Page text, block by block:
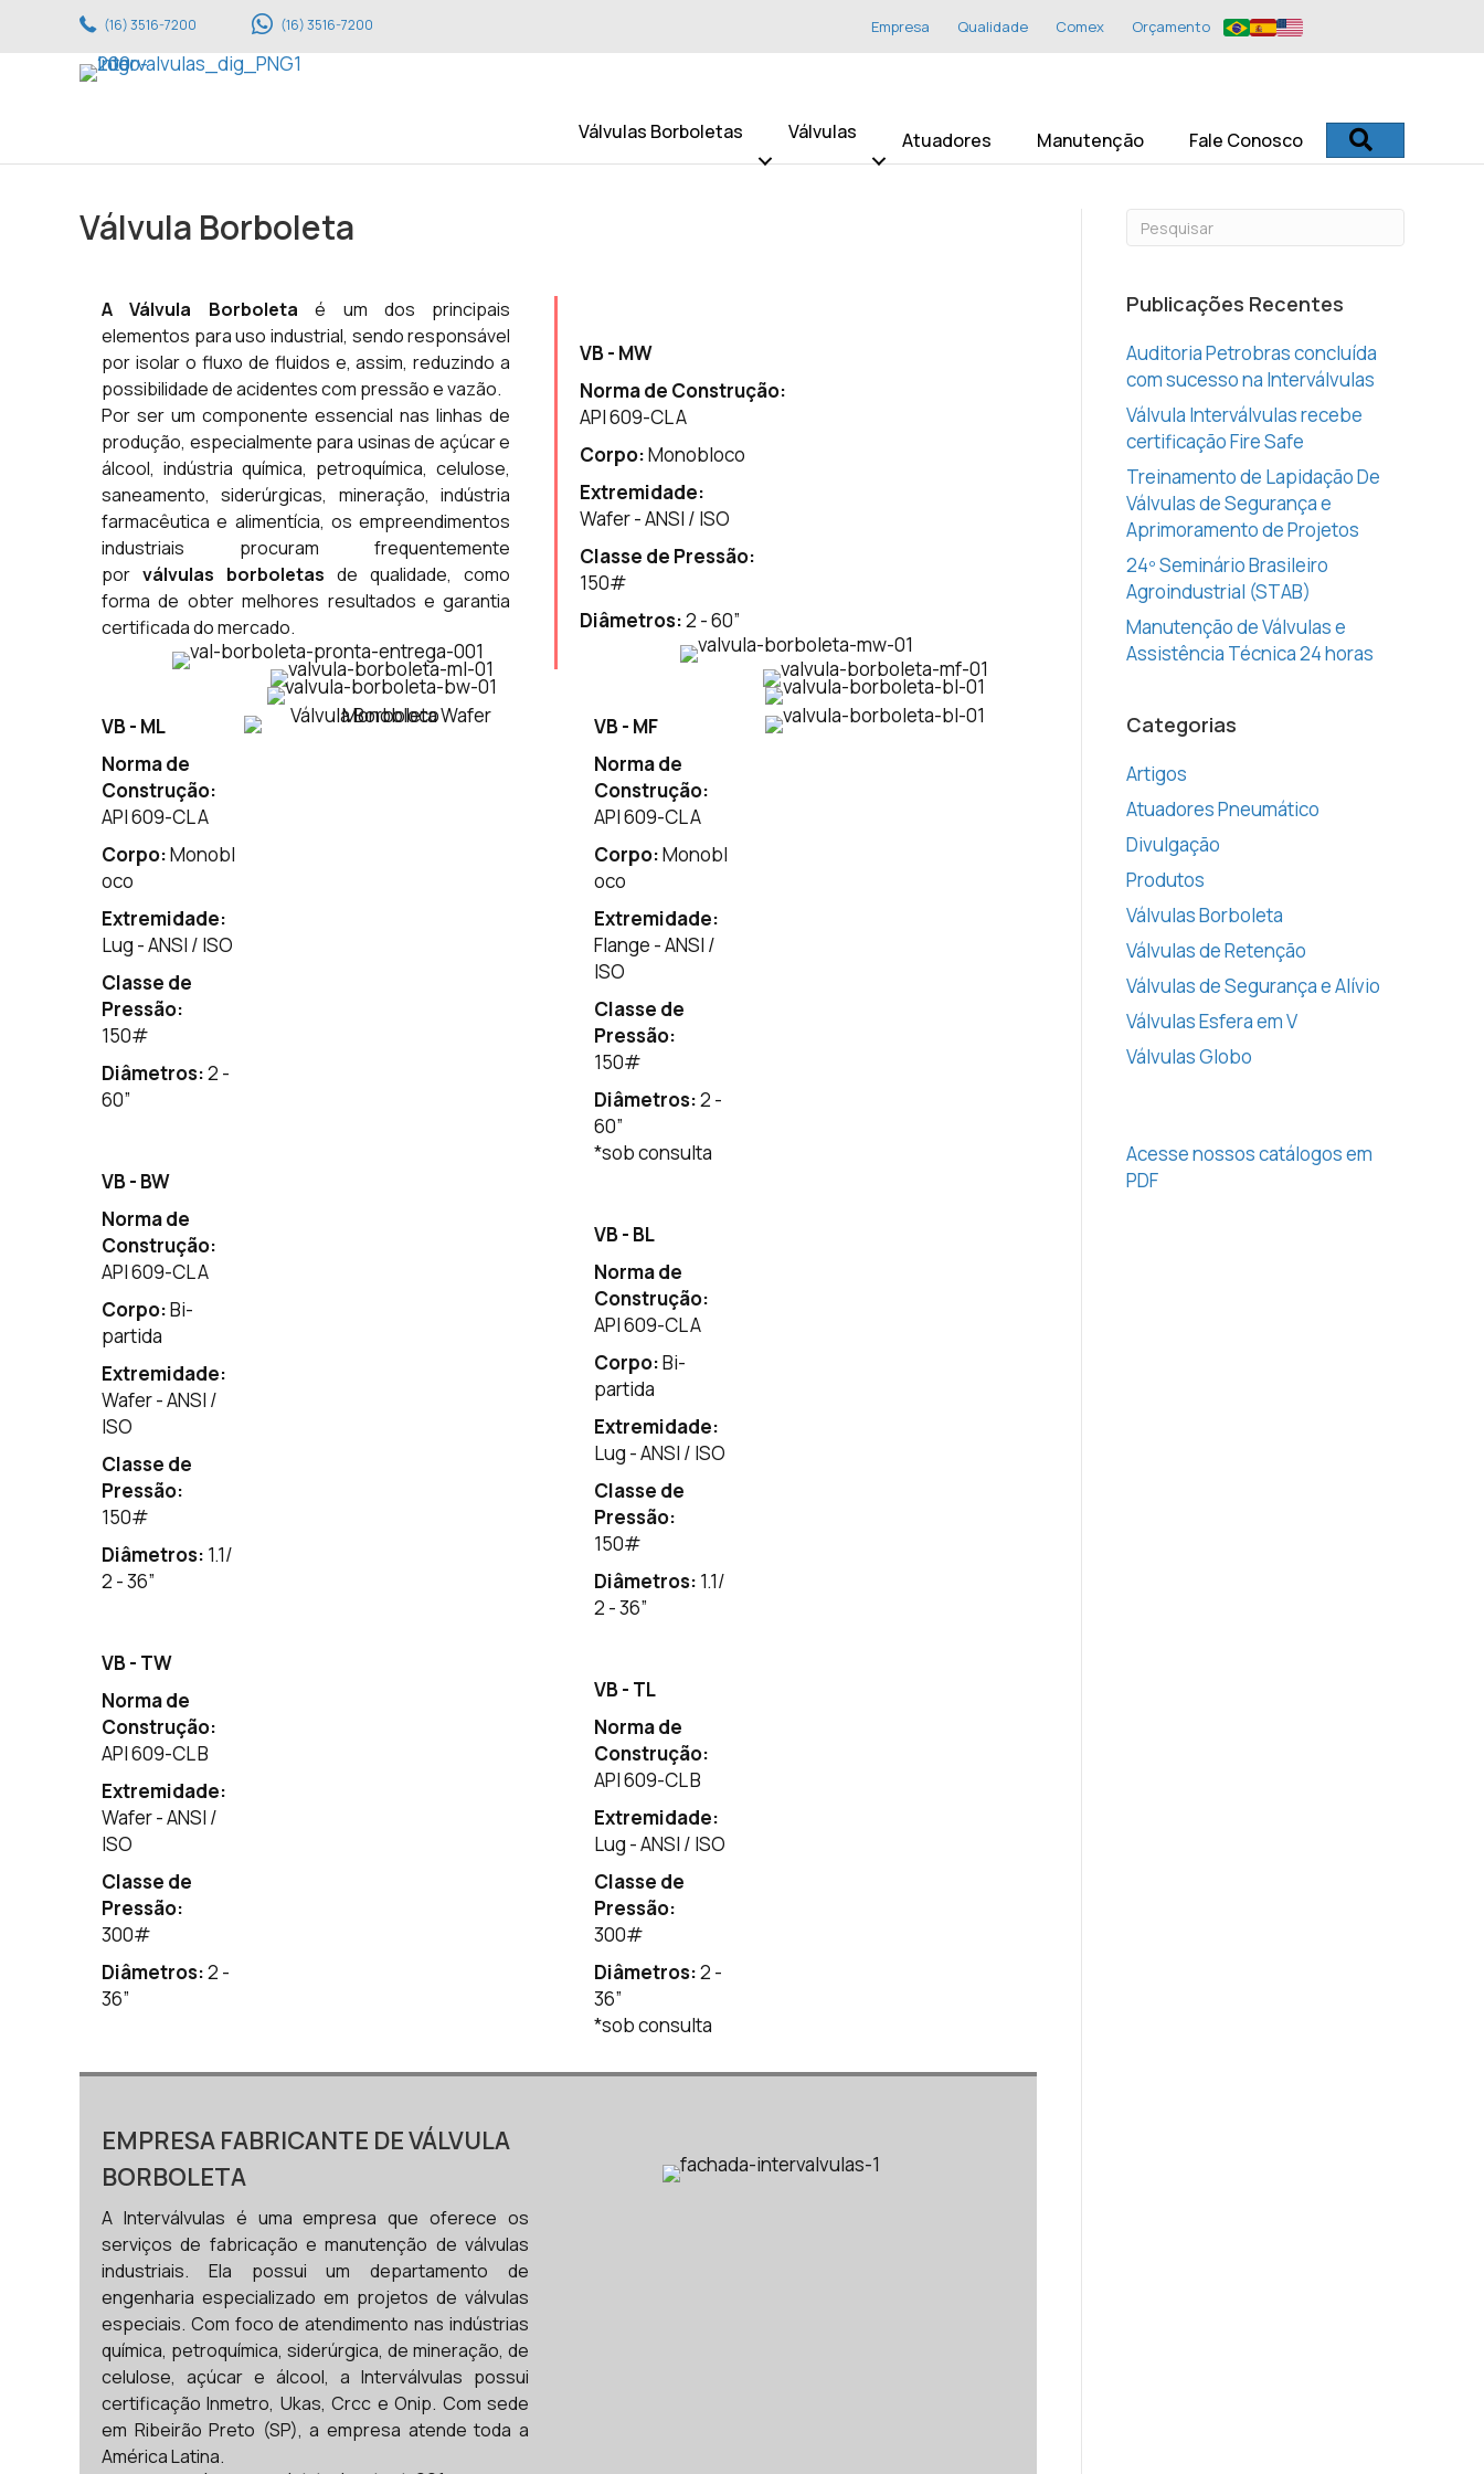
(16) 3516-7200 (16) 3516-7200 Empresa Qualidade Comex Orçamento
Válvulas Borboletas Válvulas Atuadores Manutenção Fale Conosco
Válvula Borboleta
A Válvula Borboleta é um dos principais
elementos para uso industrial, sendo responsável
por isolar o fluxo de fluidos e, assim, reduzindo a
possibilidade de acidentes com pressão e vazão.
Por ser um componente essencial nas linhas de
produção, especialmente para usinas de açúcar e
álcool, indústria química, petroquímica, celulose,
saneamento, siderúrgicas, mineração, indústria
farmacêutica e alimentícia, os empreendimentos
industriais procuram frequentemente
por válvulas borboletas de qualidade, como
forma de obter melhores resultados e garantia
certificada do mercado.
VB - MW
Norma de Construção:
API 609-CL A
Corpo:Monobloco
Extremidade:
Wafer - ANSI / ISO
Classe de Pressão:
150#
Diâmetros:2 - 60”
VB - ML
Norma de
Construção:
API 609-CL A
Corpo:Monobl
oco
Extremidade:
Lug - ANSI / ISO
Classe de
Pressão:
150#
Diâmetros:2 -
60”
VB - BW
Norma de
Construção:
API 609-CL A
Corpo:Bi-
partida
Extremidade:
Wafer - ANSI /
ISO
Classe de
Pressão:
150#
Diâmetros: 1.1/
2 - 36”
VB - TW
Norma de
Construção:
API 609-CL B
Extremidade:
Wafer - ANSI /
ISO
Classe de
Pressão:
300#
Diâmetros:2 -
36”
VB - MF
Norma de
Construção:
API 609-CL A
Corpo:Monobl
oco
Extremidade:
Flange - ANSI /
ISO
Classe de
Pressão:
150#
Diâmetros:2 -
60”
*sob consulta
VB - BL
Norma de
Construção:
API 609-CL A
Corpo:Bi-
partida
Extremidade:
Lug - ANSI / ISO
Classe de
Pressão:
150#
Diâmetros: 1.1/
2 - 36”
VB - TL
Norma de
Construção:
API 609-CL B
Extremidade:
Lug - ANSI / ISO
Classe de
Pressão:
300#
Diâmetros:2 -
36”
*sob consulta
EMPRESA FABRICANTE DE VÁLVULA
BORBOLETA
A Interválvulas é uma empresa que oferece os
serviços de fabricação e manutenção de válvulas
industriais. Ela possui um departamento de
engenharia especializado em projetos de válvulas
especiais. Com foco de atendimento nas indústrias
química, petroquímica, siderúrgica, de mineração, de
celulose, açúcar e álcool, a Interválvulas possui
certificação Inmetro, Ukas, Crcc e Onip. Com sede
em Ribeirão Preto (SP), a empresa atende toda a
América Latina.
Publicações Recentes
Auditoria Petrobras concluída
com sucesso na Interválvulas
Válvula Interválvulas recebe
certificação Fire Safe
Treinamento de Lapidação De
Válvulas de Segurança e
Aprimoramento de Projetos
24º Seminário Brasileiro
Agroindustrial (STAB)
Manutenção de Válvulas e
Assistência Técnica 24 horas
Categorias
Artigos
Atuadores Pneumático
Divulgação
Produtos
Válvulas Borboleta
Válvulas de Retenção
Válvulas de Segurança e Alívio
Válvulas Esfera em V
Válvulas Globo
Acesse nossos catálogos em
PDF